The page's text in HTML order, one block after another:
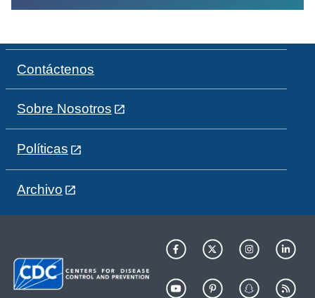
Contáctenos
Sobre Nosotros
Políticas
Archivo